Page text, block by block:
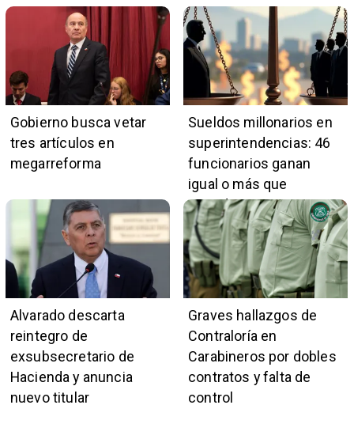
Gobierno busca vetar
tres artículos en
megarreforma
Sueldos millonarios en
superintendencias: 46
funcionarios ganan
igual o más que
presidente Kast
Alvarado descarta
reintegro de
exsubsecretario de
Hacienda y anuncia
nuevo titular
Graves hallazgos de
Contraloría en
Carabineros por dobles
contratos y falta de
control